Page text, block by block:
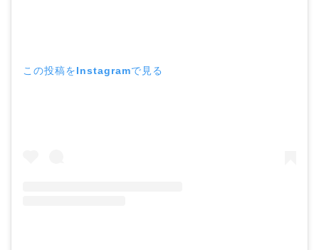
この投稿をInstagramで見る